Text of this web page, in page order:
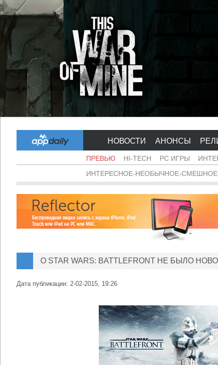
НОВОСТИ АНОНСЫ
ПРЕВЬЮ HI-TECH PC ИГРЫ
ИНТЕРЕСНОЕ-НЕОБЫЧНОЕ-
О STAR WARS: BATTLEFRONT НЕ БЫЛО
Дата публикации: 2-02-2015, 19:26